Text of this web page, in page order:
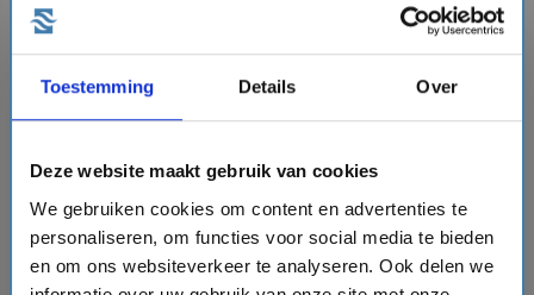
Toestemming Details Over
Deze website maakt gebruik van cookies
We gebruiken cookies om content en advertenties te
personaliseren, om functies voor social media te bieden
en om ons websiteverkeer te analyseren. Ook delen we
Emailadres
Jouw ervaring